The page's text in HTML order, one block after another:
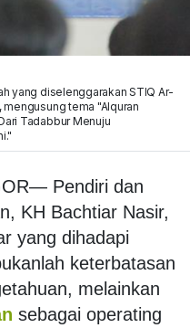
yang diselenggarakan STIQ Ar-
mengusung tema "Alquran
Tadabbur Menuju
Pendiri dan
KH Bachtiar Nasir,
yang dihadapi
keterbatasan
melainkan
sebagai operating